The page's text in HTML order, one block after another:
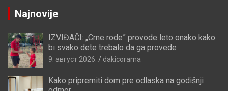
Najnovije
IZVIĐAČI: „Crne rode” provode leto onako kako
bi svako dete trebalo da ga provede
9. август 2026. dakicorama
Kako pripremiti dom pre odlaska na godišnji